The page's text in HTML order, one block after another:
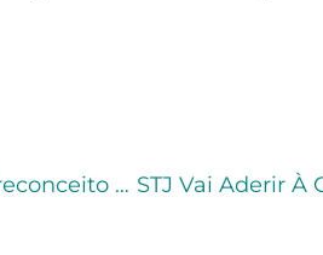
Projeto De Lei Pretende Combater Crimes De Ódio E Preconceito Praticados Contra Crianças E Adolescentes Na Internet